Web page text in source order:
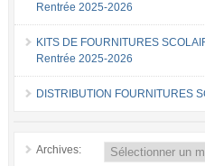
Rentrée 2025-2026
KITS DE FOURNITURES
Rentrée 2025-2026
DISTRIBUTION FOURNITURES
Archives: